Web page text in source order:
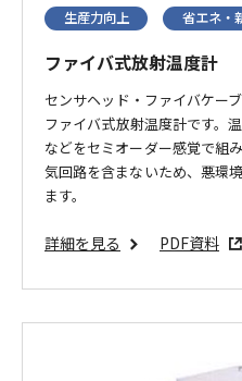
生産力向上 省エネ・
ファイバ式放射温度計
センサヘッド・ファイバケー
ファイバ式放射温度計です。
などをセミオーダー感覚で組
気回路を含まないため、悪環
ます。
詳細を見る PDF資料